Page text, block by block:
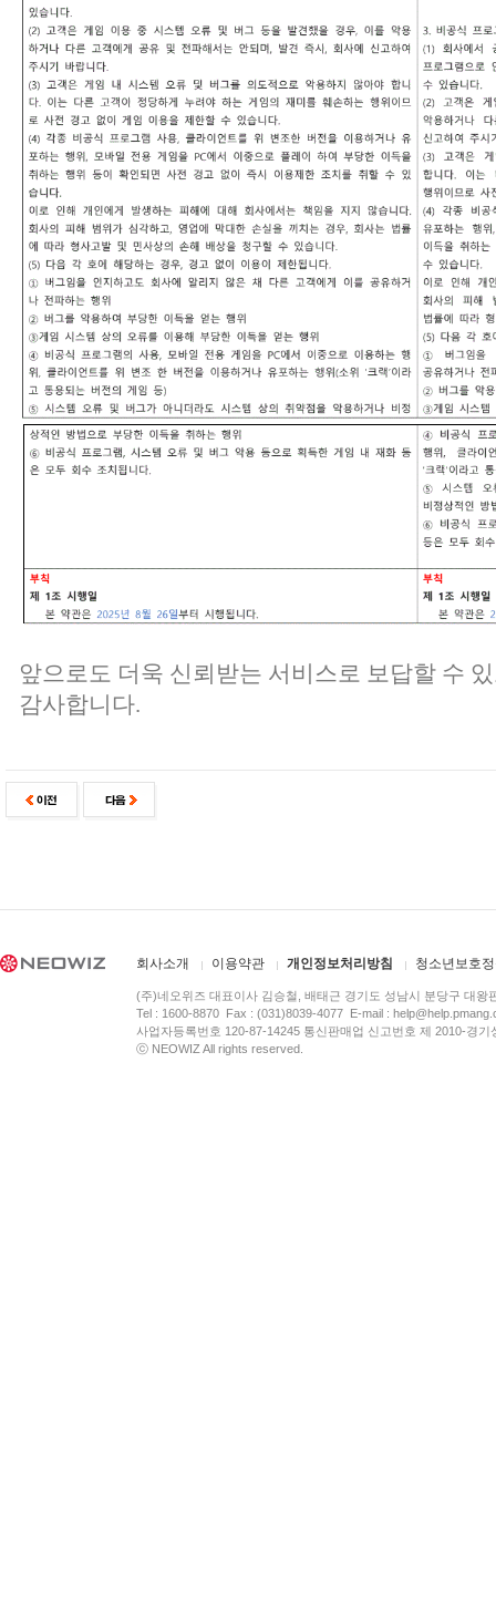
앞으로도 더욱 신뢰받는 서비스로 보답할 수
감사합니다.
회사소개 이용약관 개인정보처리방침 청소년보호
(주)네오위즈 대표이사 김승철, 배태근 경기도 성남시 분당구 대왕
Tel : 1600-8870 Fax : (031)8039-4077 E-mail :
사업자등록번호 120-87-14245 통신판매업 신고번호 제 2010-경
ⓒ NEOWIZ All rights reserved.